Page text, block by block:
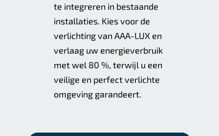
te integreren in bestaande
installaties. Kies voor de
verlichting van AAA-LUX en
verlaag uw energieverbruik
met wel 80 %, terwijl u een
veilige en perfect verlichte
omgeving garandeert.